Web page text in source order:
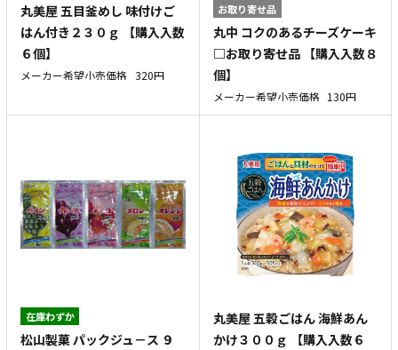
丸美屋 五目釜めし 味付けご
はん付き２３０ｇ 【購入入数
６個】
メーカー希望小売価格 320円
お取り寄せ品
丸中 コクのあるチーズケーキ
□お取り寄せ品 【購入入数８
個】
メーカー希望小売価格 130円
在庫わずか
松山製菓 パックジュ－ス ９
丸美屋 五穀ごはん 海鮮あん
かけ３００ｇ 【購入入数６